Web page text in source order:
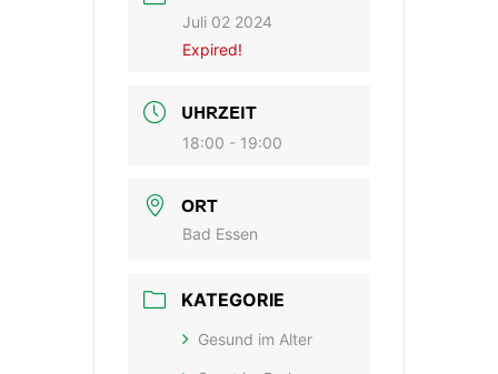
Juli 02 2024
Expired!
UHRZEIT
18:00 - 19:00
ORT
Bad Essen
KATEGORIE
Gesund im Alter